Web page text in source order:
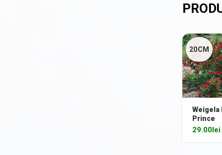
20CM
Weigela
Prince
29.00lei